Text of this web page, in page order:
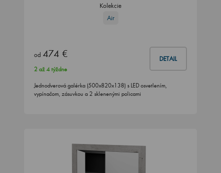
Kolekcie
Air
od 474 € DETAIL
2 až 4 týždne
Jednodverová galérka (500x820x138) s LED osvetlením,
vypínačom, zásuvkou a 2 sklenenými policami